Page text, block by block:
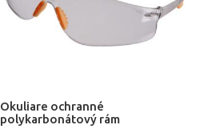
Okuliare ochranné
polykarbonátový rám